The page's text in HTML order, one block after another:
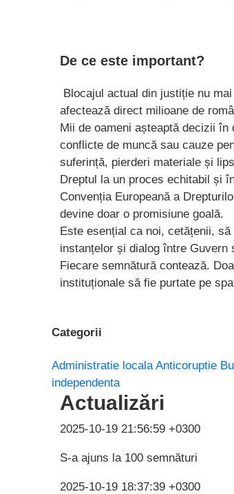
De ce este important?
Blocajul actual din justiție nu
afectează direct milioane de
Mii de oameni așteaptă decizii
conflicte de muncă sau cauze
suferință, pierderi materiale și
Dreptul la un proces echitabil și
Convenția Europeană a
devine doar o promisiune goală.
Este esențial ca noi, cetățenii,
instanțelor și dialog între Guvern
Fiecare semnătură contează.
instituționale să fie purtate pe
Categorii
Administratie locala Anticoruptie
independenta
Actualizări
2025-10-19 21:56:59 +0300
S-a ajuns la 100 semnături
2025-10-19 18:37:39 +0300